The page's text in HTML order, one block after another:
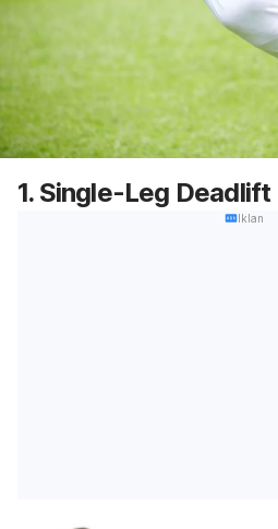
1. Single-Leg Deadlift
Iklan